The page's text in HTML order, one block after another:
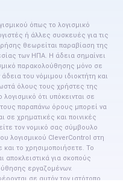
όπως το λογισμικό
ή άλλες συσκευές για τις
θεωρείται παραβίαση της
των ΗΠΑ. Η άδεια σημαίνει
παρακολούθησης μόνο σε
του νόμιμου ιδιοκτήτη και
όλους τους χρήστες της
ότι υπόκεινται σε
παραπάνω όρους μπορεί να
σε χρηματικές και ποινικές
τον νομικό σας σύμβουλο
λογισμικού CleverControl στη
και το χρησιμοποιήσετε. Το
αποκλειστικά για σκοπούς
εργαζομένων.
σε αυτόν τον ιστότοπο